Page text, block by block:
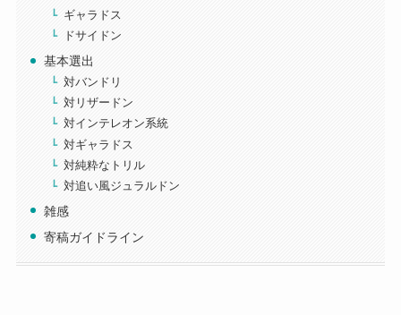
ギャラドス
ドサイドン
基本選出
対バンドリ
対リザードン
対インテレオン系統
対ギャラドス
対純粋なトリル
対追い風ジュラルドン
雑感
寄稿ガイドライン